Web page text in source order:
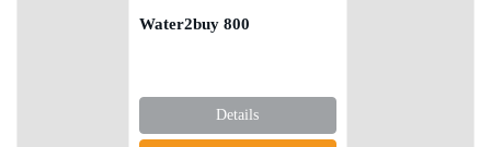
Water2buy 800
Details